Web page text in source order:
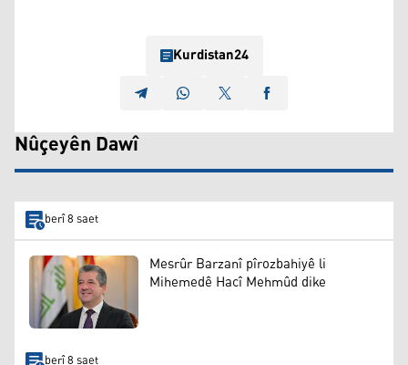
Kurdistan24
Nûçeyên Dawî
berî 8 saet
Mesrûr Barzanî pîrozbahiyê li
Mihemedê Hacî Mehmûd dike